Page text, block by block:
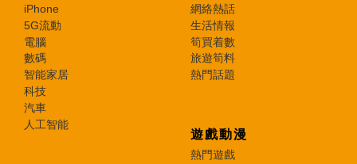
iPhone
5G流動
電腦
數碼
智能家居
科技
汽車
人工智能
網絡熱話
生活情報
筍買着數
旅遊筍料
熱門話題
遊戲動漫
熱門遊戲